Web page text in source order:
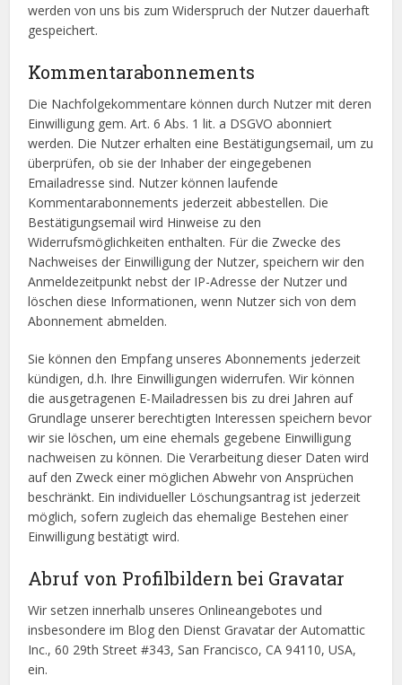
werden von uns bis zum Widerspruch der Nutzer dauerhaft
gespeichert.
Kommentarabonnements
Die Nachfolgekommentare können durch Nutzer mit deren
Einwilligung gem. Art. 6 Abs. 1 lit. a DSGVO abonniert
werden. Die Nutzer erhalten eine Bestätigungsemail, um zu
überprüfen, ob sie der Inhaber der eingegebenen
Emailadresse sind. Nutzer können laufende
Kommentarabonnements jederzeit abbestellen. Die
Bestätigungsemail wird Hinweise zu den
Widerrufsmöglichkeiten enthalten. Für die Zwecke des
Nachweises der Einwilligung der Nutzer, speichern wir den
Anmeldezeitpunkt nebst der IP-Adresse der Nutzer und
löschen diese Informationen, wenn Nutzer sich von dem
Abonnement abmelden.
Sie können den Empfang unseres Abonnements jederzeit
kündigen, d.h. Ihre Einwilligungen widerrufen. Wir können
die ausgetragenen E-Mailadressen bis zu drei Jahren auf
Grundlage unserer berechtigten Interessen speichern bevor
wir sie löschen, um eine ehemals gegebene Einwilligung
nachweisen zu können. Die Verarbeitung dieser Daten wird
auf den Zweck einer möglichen Abwehr von Ansprüchen
beschränkt. Ein individueller Löschungsantrag ist jederzeit
möglich, sofern zugleich das ehemalige Bestehen einer
Einwilligung bestätigt wird.
Abruf von Profilbildern bei Gravatar
Wir setzen innerhalb unseres Onlineangebotes und
insbesondere im Blog den Dienst Gravatar der Automattic
Inc., 60 29th Street #343, San Francisco, CA 94110, USA,
ein.